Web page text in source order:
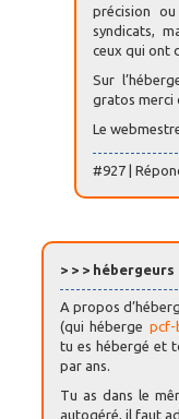
précision
syndicats,
ceux qui ont
Sur
gratos merci
Le
#927 |
> > > hébergeurs
A propos
(qui héberge pcf-
tu es hébergé et
par ans.
Tu as dans le
autogéré, il faut